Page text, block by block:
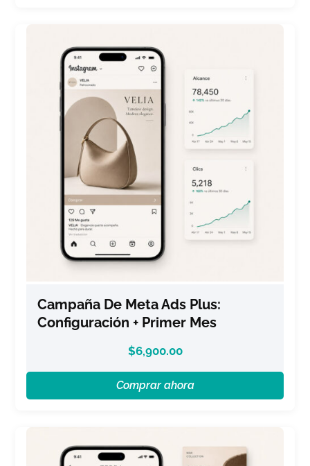
Campaña De Meta Ads Plus:
Configuración + Primer Mes
$6,900.00
Comprar ahora